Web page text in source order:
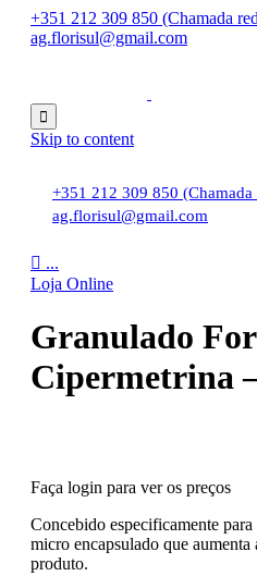
+351 212 309 850 (Chamada
ag.florisul@gmail.com

Skip to content
+351 212 309 850
ag.florisul@gmail.com
 ...
Loja Online
Granulado
Cipermetrina
Faça login para ver os preços
Concebido especificamente
micro encapsulado que
produto.